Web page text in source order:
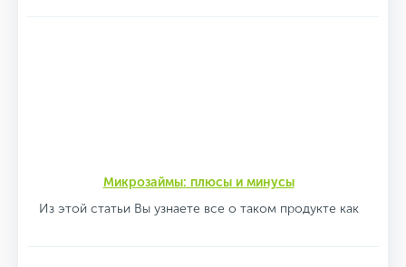
Микрозаймы: плюсы и минусы
Из этой статьи Вы узнаете все о таком продукте как